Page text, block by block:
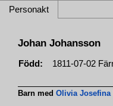
Personakt
Johan Johansson
Född: 1811-07-02
Barn medOlivia Josefina